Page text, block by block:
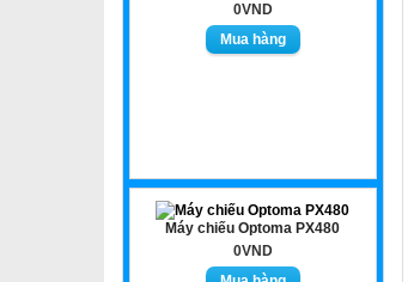
0VND
Máy chiếu Optoma PX480
0VND